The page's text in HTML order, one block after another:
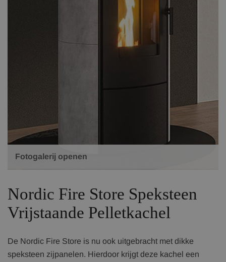
Fotogalerij openen
Nordic Fire Store Speksteen
Vrijstaande Pelletkachel
De Nordic Fire Store is nu ook uitgebracht met dikke
speksteen zijpanelen. Hierdoor krijgt deze kachel een